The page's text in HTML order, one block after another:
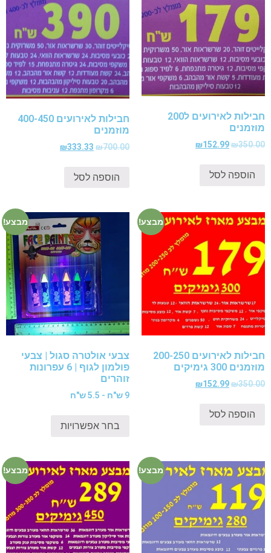
חבילות לאירועים ל200
מוזמנים
₪350.00
₪152.99
הוספה לסל
חבילות לאירועים 400-450
מוזמנים
₪700.00
₪333.33
הוספה לסל
מבצע!
חבילות לאירועים 200-250
מוזמנים 300 גימיקים
₪350.00
₪152.99
הוספה לסל
מבצע!
צבעי אולטרה סגול | צבעי
פולמון לגוף | 6 עפרונות
זוהרים
9 ש"ח - 5.5 ש"ח
בחר אפשרויות
מבצע! מבצע!